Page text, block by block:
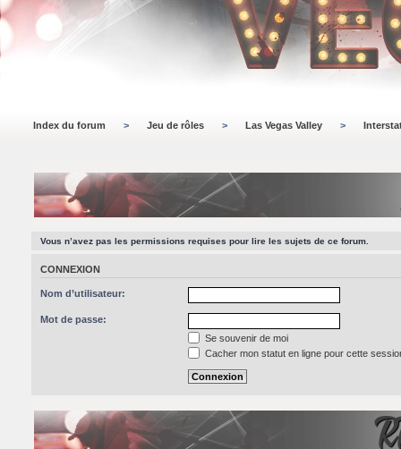
Index du forum > Jeu de rôles > Las Vegas Valley >
Vous n’avez pas les permissions requises pour lire les sujets de ce forum.
CONNEXION
Nom d’utilisateur:
Mot de passe:
Se souvenir de moi
Cacher mon statut en ligne pour cette